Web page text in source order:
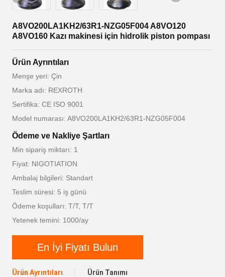
A8VO200LA1KH2/63R1-NZG05F004 A8VO120
A8VO160 Kazı makinesi için hidrolik piston pompası
Ürün Ayrıntıları
Menşe yeri: Çin
Marka adı: REXROTH
Sertifika: CE ISO 9001
Model numarası: A8VO200LA1KH2/63R1-NZG05F004
Ödeme ve Nakliye Şartları
Min sipariş miktarı: 1
Fiyat: NIGOTIATION
Ambalaj bilgileri: Standart
Teslim süresi: 5 iş günü
Ödeme koşulları: T/T, T/T
Yetenek temini: 1000/ay
En İyi Fiyatı Bulun
Ürün Ayrıntıları Ürün Tanımı